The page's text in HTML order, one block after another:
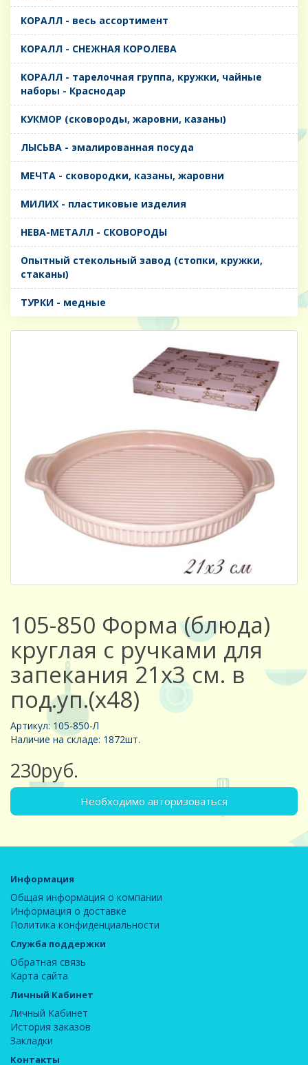
КОРАЛЛ - весь ассортимент
КОРАЛЛ - СНЕЖНАЯ КОРОЛЕВА
КОРАЛЛ - тарелочная группа, кружки, чайные
наборы - Краснодар
КУКМОР (сковороды, жаровни, казаны)
ЛЫСЬВА - эмалированная посуда
МЕЧТА - сковородки, казаны, жаровни
МИЛИХ - пластиковые изделия
НЕВА-МЕТАЛЛ - СКОВОРОДЫ
Опытный стекольный завод (стопки, кружки,
стаканы)
ТУРКИ - медные
105-850 Форма (блюда)
круглая с ручками для
запекания 21х3 см. в
под.уп.(х48)
Артикул: 105-850-Л
Наличие на складе: 1872шт.
230руб.
Необходимо авторизоваться
Информация
Общая информация о компании
Информация о доставке
Политика конфиденциальности
Служба поддержки
Обратная связь
Карта сайта
Личный Кабинет
Личный Кабинет
История заказов
Закладки
Контакты